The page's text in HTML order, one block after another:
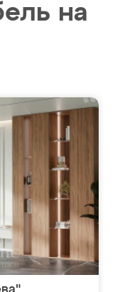
на